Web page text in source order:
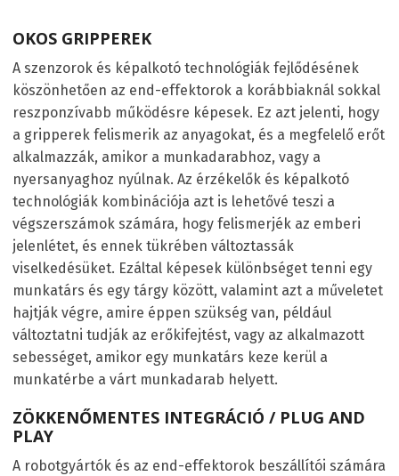
OKOS GRIPPEREK
A szenzorok és képalkotó technológiák fejlődésének
köszönhetően az end-effektorok a korábbiaknál sokkal
reszponzívabb működésre képesek. Ez azt jelenti, hogy
a gripperek felismerik az anyagokat, és a megfelelő erőt
alkalmazzák, amikor a munkadarabhoz, vagy a
nyersanyaghoz nyúlnak. Az érzékelők és képalkotó
technológiák kombinációja azt is lehetővé teszi a
végszerszámok számára, hogy felismerjék az emberi
jelenlétet, és ennek tükrében változtassák
viselkedésüket. Ezáltal képesek különbséget tenni egy
munkatárs és egy tárgy között, valamint azt a műveletet
hajtják végre, amire éppen szükség van, például
változtatni tudják az erőkifejtést, vagy az alkalmazott
sebességet, amikor egy munkatárs keze kerül a
munkatérbe a várt munkadarab helyett.
ZÖKKENŐMENTES INTEGRÁCIÓ / PLUG AND
PLAY
A robotgyártók és az end-effektorok beszállítói számára